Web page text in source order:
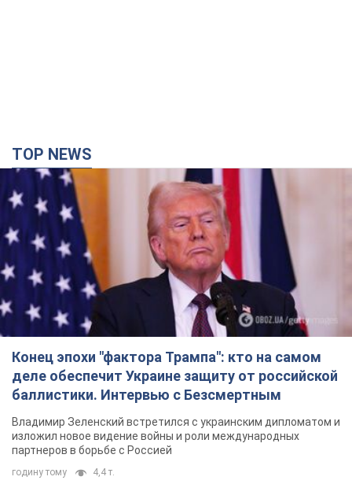
TOP NEWS
Конец эпохи "фактора Трампа": кто на самом
деле обеспечит Украине защиту от российской
баллистики. Интервью с Безсмертным
Владимир Зеленский встретился с украинским дипломатом и
изложил новое видение войны и роли международных
партнеров в борьбе с Россией
годину тому 4,4 т.